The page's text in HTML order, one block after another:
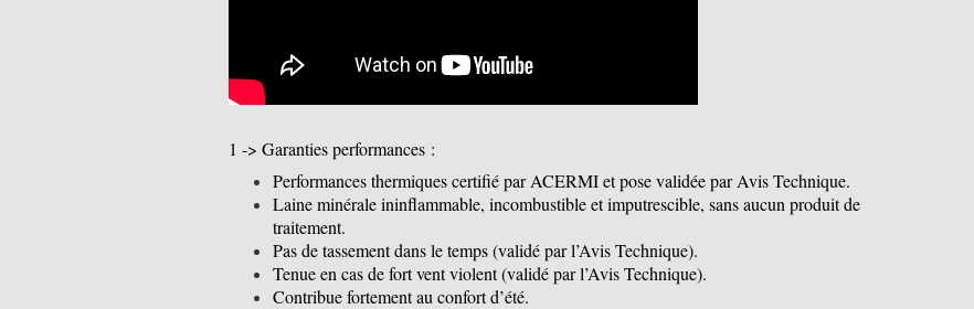
1 -> Garanties performances :
Performances thermiques certifié par ACERMI et pose validée par Avis Technique.
Laine minérale ininflammable, incombustible et imputrescible, sans aucun produit de
traitement.
Pas de tassement dans le temps (validé par l’Avis Technique).
Tenue en cas de fort vent violent (validé par l’Avis Technique).
Contribue fortement au confort d’été.